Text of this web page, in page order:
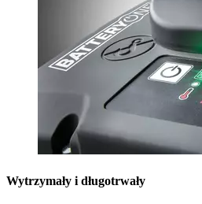
Wytrzymały i długotrwały